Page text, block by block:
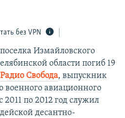
без VPN
Измайловского
области погиб 19
Радио Свобода, выпускник
военного авиационного
по 2012 год служил
десантно-